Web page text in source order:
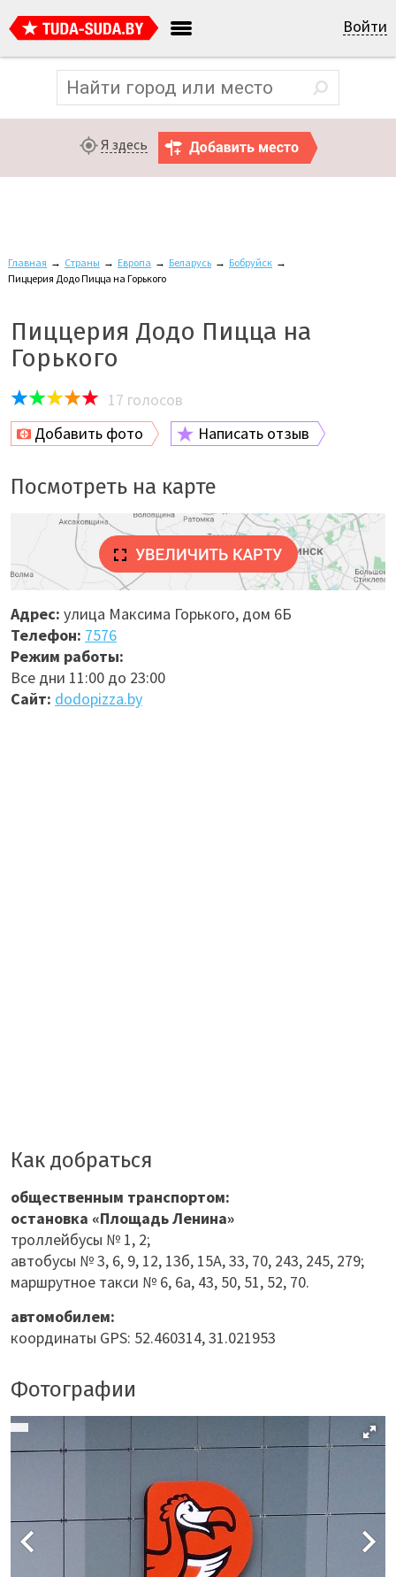
Войти
Я здесь
Главная → Страны → Европа → Беларусь → Бобруйск →
Пиццерия Додо Пицца на Горького
Пиццерия Додо Пицца на
Горького
17 голосов
Добавить фото
Написать отзыв
Посмотреть на карте
Адрес: улица Максима Горького, дом 6Б
Телефон: 7576
Режим работы:
Все дни 11:00 до 23:00
Сайт: dodopizza.by
Как добраться
общественным транспортом:
остановка «Площадь Ленина»
троллейбусы № 1, 2;
автобусы № 3, 6, 9, 12, 13б, 15А, 33, 70, 243, 245, 279;
маршрутное такси № 6, 6а, 43, 50, 51, 52, 70.
автомобилем:
координаты GPS: 52.460314, 31.021953
Фотографии